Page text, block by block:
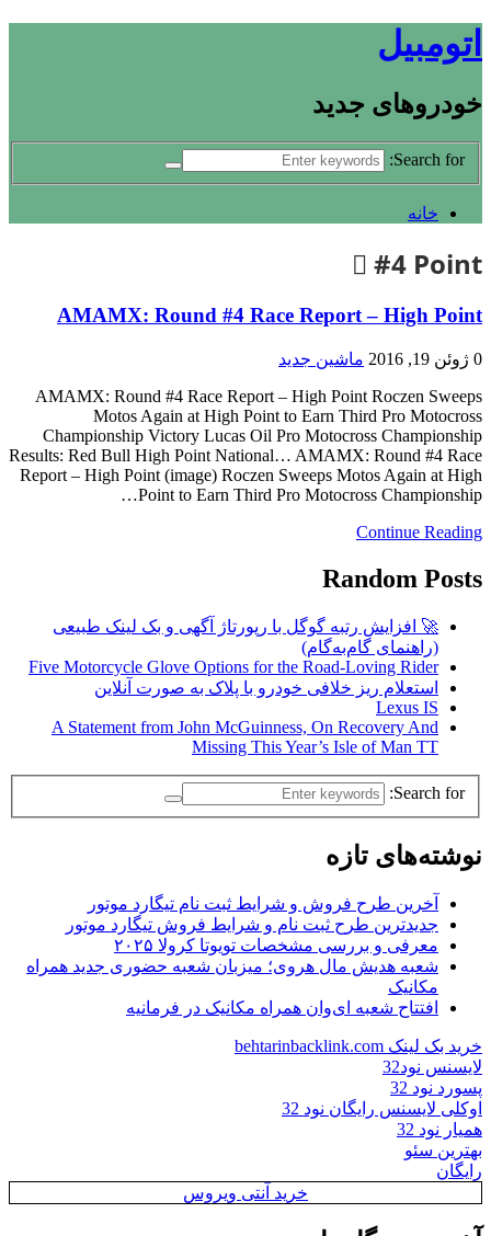
اتومبیل
خودروهای جدید
Search for:
خانه
#4 Point
AMAMX: Round #4 Race Report – High Point
0 ژوئن 19, 2016
ماشین جدید
AMAMX: Round #4 Race Report – High Point Roczen Sweeps
Motos Again at High Point to Earn Third Pro Motocross
Championship Victory Lucas Oil Pro Motocross Championship
Results: Red Bull High Point National… AMAMX: Round #4 Race
Report – High Point (image) Roczen Sweeps Motos Again at High
Point to Earn Third Pro Motocross Championship…
Continue Reading
Random Posts
🚀 افزایش رتبه گوگل با رپورتاژ آگهی و بک لینک طبیعی
(راهنمای گام‌به‌گام)
Five Motorcycle Glove Options for the Road-Loving Rider
استعلام ریز خلافی خودرو با پلاک به‌ صورت آنلاین
Lexus IS
A Statement from John McGuinness, On Recovery And
Missing This Year’s Isle of Man TT
Search for:
نوشته‌های تازه
آخرین طرح فروش و شرایط ثبت نام تیگارد موتور
جدیدترین طرح ثبت نام و شرایط فروش تیگارد موتور
معرفی و بررسی مشخصات تویوتا کرولا ۲۰۲۵
شعبه هدیش مال هروی؛ میزبان شعبه حضوری جدید همراه
مکانیک
افتتاح شعبه ای‌وان همراه مکانیک در فرمانیه
خرید بک لینک behtarinbacklink.com
لایسنس نود32
پسورد نود 32
اوکلی لایسنس رایگان نود 32
همیار نود 32
بهترین سئو
رایگان
خرید آنتی ویروس